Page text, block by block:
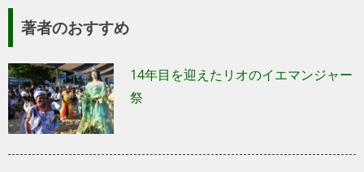
著者のおすすめ
14年目を迎えたリオのイエマンジャー
祭